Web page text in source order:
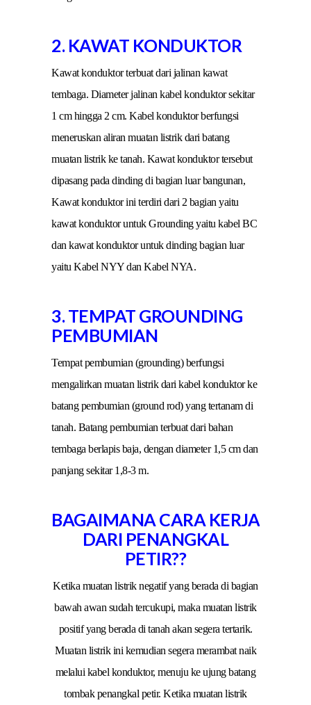
2. KAWAT KONDUKTOR
Kawat konduktor terbuat dari jalinan kawat
tembaga. Diameter jalinan kabel konduktor sekitar
1 cm hingga 2 cm. Kabel konduktor berfungsi
meneruskan aliran muatan listrik dari batang
muatan listrik ke tanah. Kawat konduktor tersebut
dipasang pada dinding di bagian luar bangunan,
Kawat konduktor ini terdiri dari 2 bagian yaitu
kawat konduktor untuk Grounding yaitu kabel BC
dan kawat konduktor untuk dinding bagian luar
yaitu Kabel NYY dan Kabel NYA.
3. TEMPAT GROUNDING
PEMBUMIAN
Tempat pembumian (grounding) berfungsi
mengalirkan muatan listrik dari kabel konduktor ke
batang pembumian (ground rod) yang tertanam di
tanah. Batang pembumian terbuat dari bahan
tembaga berlapis baja, dengan diameter 1,5 cm dan
panjang sekitar 1,8-3 m.
BAGAIMANA CARA KERJA
DARI PENANGKAL
PETIR??
Ketika muatan listrik negatif yang berada di bagian
bawah awan sudah tercukupi, maka muatan listrik
positif yang berada di tanah akan segera tertarik.
Muatan listrik ini kemudian segera merambat naik
melalui kabel konduktor, menuju ke ujung batang
tombak penangkal petir. Ketika muatan listrik